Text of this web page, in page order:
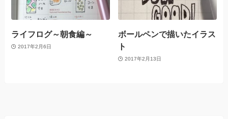
ライフログ～朝食編～
2017年2月6日
ボールペンで描いたイラス
ト
2017年2月13日